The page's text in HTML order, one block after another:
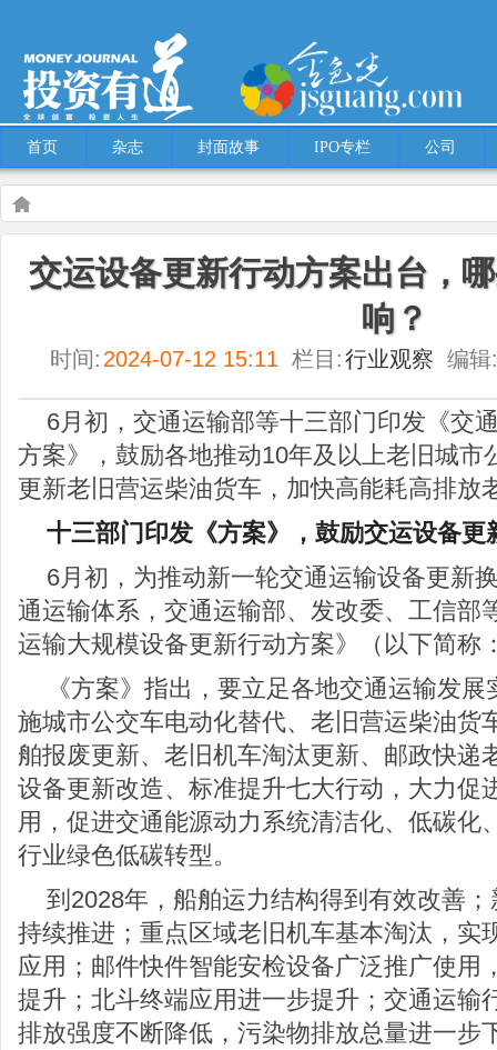
首页 杂志 封面故事 IPO专栏 公司
Warning: Use of undefined constant multiple - assumed 'multiple' (this will throw
content/themes/Hcms/single.phpon line5
交运设备更新行动方案出台，哪些上市公司会受影响？
交运设备更新行动方案出台，
响？
时间: 2024-07-12 15:11 栏目:行业观察 编辑:
6月初，交通运输部等十三部门印发《交
方案》，鼓励各地推动10年及以上老旧城市
更新老旧营运柴油货车，加快高能耗高排放
十三部门印发《方案》，鼓励交运设备更
6月初，为推动新一轮交通运输设备更新
通运输体系，交通运输部、发改委、工信部
运输大规模设备更新行动方案》（以下简称
《方案》指出，要立足各地交通运输发
施城市公交车电动化替代、老旧营运柴油货
舶报废更新、老旧机车淘汰更新、邮政快递
设备更新改造、标准提升七大行动，大力促
用，促进交通能源动力系统清洁化、低碳化
行业绿色低碳转型。
到2028年，船舶运力结构得到有效改善
持续推进；重点区域老旧机车基本淘汰，实
应用；邮件快件智能安检设备广泛推广使用
提升；北斗终端应用进一步提升；交通运输
排放强度不断降低，污染物排放总量进一步